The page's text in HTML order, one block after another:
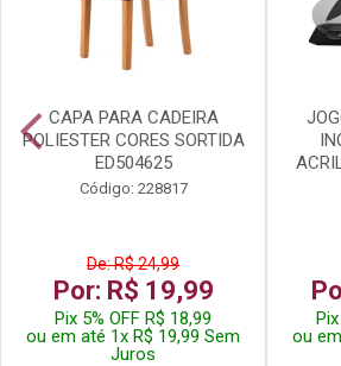
CAPA PARA CADEIRA
POLIESTER CORES SORTIDA
ED504625
Código: 228817
De: R$ 24,99
Por: R$ 19,99
Pix 5% OFF R$ 18,99
ou em até 1x R$ 19,99 Sem
Juros
ou